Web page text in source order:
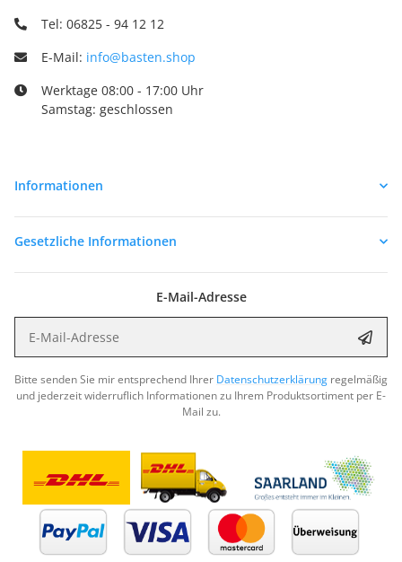
Tel: 06825 - 94 12 12
E-Mail: info@basten.shop
Werktage 08:00 - 17:00 Uhr
Samstag: geschlossen
Informationen
Gesetzliche Informationen
E-Mail-Adresse
Bitte senden Sie mir entsprechend Ihrer Datenschutzerklärung regelmäßig
und jederzeit widerruflich Informationen zu Ihrem Produktsortiment per E-
Mail zu.